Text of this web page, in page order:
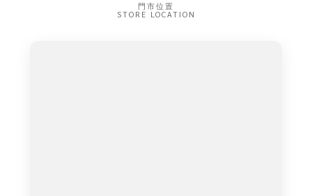
門市位置
STORE LOCATION